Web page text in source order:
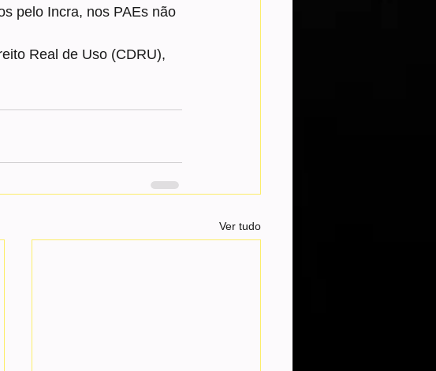
pelo Incra, nos PAEs não
Real de Uso (CDRU),
Ver tudo